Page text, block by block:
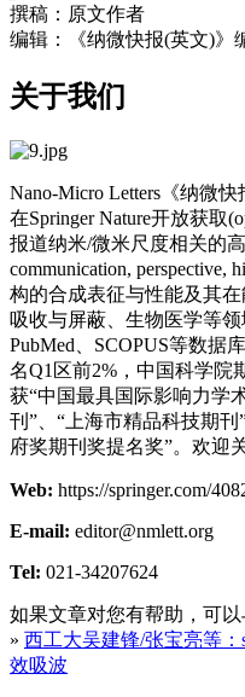
撰稿：原文作者
编辑：《纳微快报(英文)》
关于我们
Nano-Micro Letters《纳微
在Springer Nature开放获取
报道纳米/微米尺度相关的高
communication,
构的合成表征与性能及其
吸收与屏蔽、生物医学等领
PubMed、SCOPUS等数据
名Q1区前2%，中国科学院
获“中国最具国际影响力学
刊”、“上海市精品科技期
府奖期刊奖提名奖”。欢迎
Web: https://springer.com/
E-mail: editor@nmlett.org
Tel: 021-34207624
如果文章对您有帮助，可以
» 西工大吴建锋/张宝亮等
效吸波